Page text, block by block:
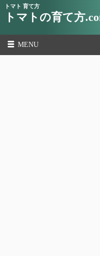
トマト 育て方
トマトの育て方
MENU